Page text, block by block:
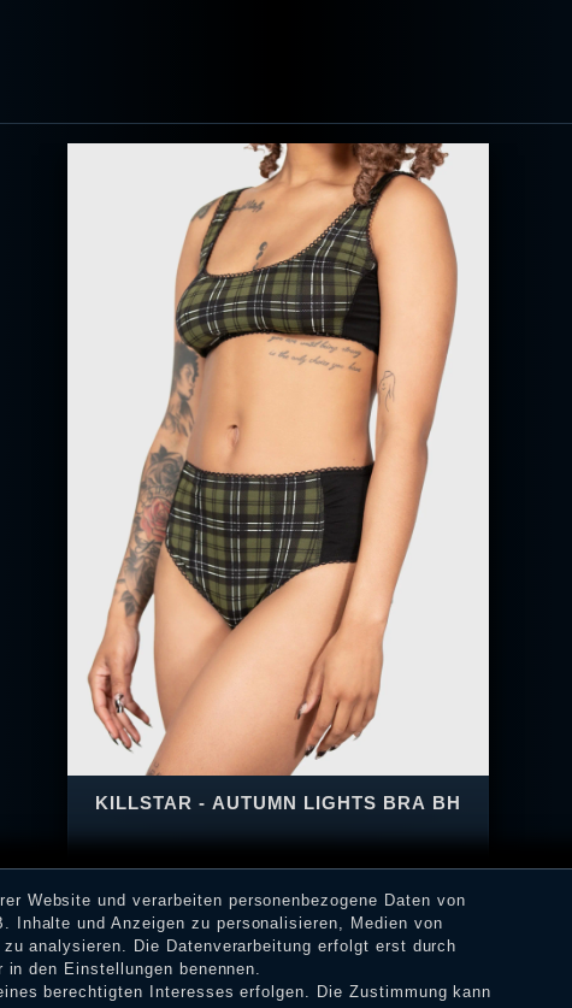
KILLSTAR - AUTUMN LIGHTS BRA BH
26,90 €
17,90 € *
Website und verarbeiten personenbezogene Daten von
Inhalte und Anzeigen zu personalisieren, Medien von
analysieren. Die Datenverarbeitung erfolgt erst durch
den Einstellungen benennen.
berechtigten Interesses erfolgen. Die Zustimmung kann